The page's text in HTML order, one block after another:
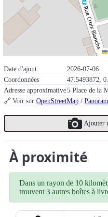
Date d'ajout
2026-07-06
Coordonnées
47.5493872,
Adresse approximative5 Place de la
🔗 Voir surOpenStreetMap /
Ajouter
À proximité
Dans un rayon de 10
trouvent 3 autres boîtes à